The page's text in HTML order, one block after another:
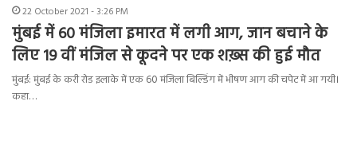
22 October 2021 - 3:26 PM
मुंबई में 60 मंजिला इमारत में लगी आग, जान बचाने के
लिए 19 वीं मंजिल से कूदने पर एक शख़्स की हुई मौत
मुंबई: मुंबई के करी रोड इलाके में एक 60 मंजिला बिल्डिंग में भीषण आग की चपेट में आ गयी।
कहा…